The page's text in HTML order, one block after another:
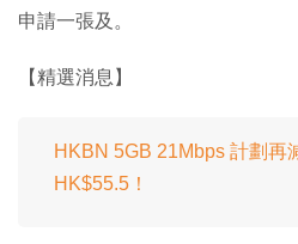
申請一張及。
【精選消息】
HKBN 5GB 21Mbps 計劃再
HK$55.5！